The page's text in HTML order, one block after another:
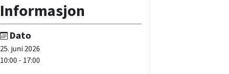
Informasjon
Dato
25. juni 2026
10:00 - 17:00